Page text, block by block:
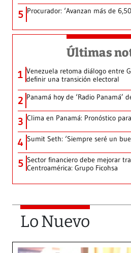
5 Procurador: ‘Avanzan más de
Últimas
1 Venezuela retoma diálogo entre
definir una transición electoral
2 Panamá hoy de ‘Radio Panamá’
3 Clima en Panamá: Pronóstico
4 Sumit Seth: ‘Siempre seré un
5 Sector financiero debe mejorar
Centroamérica: Grupo Ficohsa
Lo Nuevo